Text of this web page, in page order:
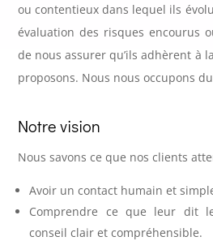
ou contentieux dans lequel ils
évaluation des risques encourus
de nous assurer qu’ils adhèrent à
proposons. Nous nous occupons
Notre vision
Nous savons ce que nos clients
Avoir un contact humain et
Comprendre ce que leur dit
conseil clair et compréhensible.